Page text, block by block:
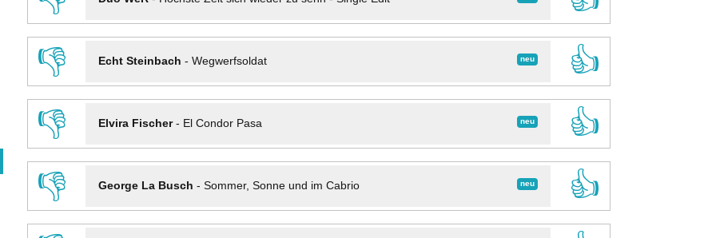
👎
neu
Echt Steinbach - Wegwerfsoldat
👍
👎
neu
Elvira Fischer- El Condor Pasa
👍
👎
neu
George La Busch - Sommer, Sonne und im Cabrio
👍